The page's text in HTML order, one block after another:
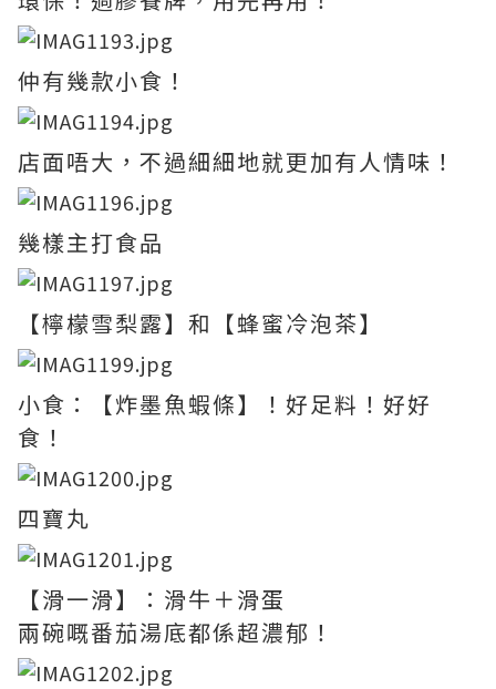
仲有幾款小食！
店面唔大，不過細細地就更加有人情味！
幾樣主打食品
【檸檬雪梨露】和【蜂蜜冷泡茶】
小食：【炸墨魚蝦條】！好足料！好好
食！
四寶丸
【滑一滑】：滑牛＋滑蛋
兩碗嘅番茄湯底都係超濃郁！